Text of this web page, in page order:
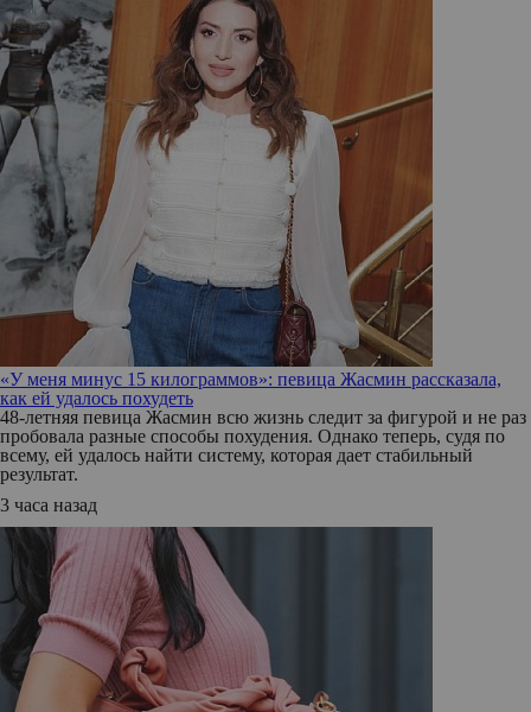
«У меня минус 15 килограммов»: певица Жасмин рассказала,
как ей удалось похудеть
48-летняя певица Жасмин всю жизнь следит за фигурой и не раз
пробовала разные способы похудения. Однако теперь, судя по
всему, ей удалось найти систему, которая дает стабильный
результат.
3 часа назад